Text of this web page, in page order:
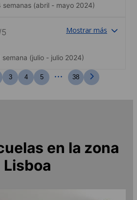
semanas (abril - mayo 2024)
Mostrar más
semana (julio - julio 2024)
3 4 5 ... 38
en la zona
Lisboa